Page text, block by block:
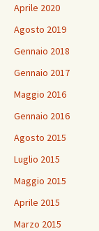
Aprile 2020
Agosto 2019
Gennaio 2018
Gennaio 2017
Maggio 2016
Gennaio 2016
Agosto 2015
Luglio 2015
Maggio 2015
Aprile 2015
Marzo 2015